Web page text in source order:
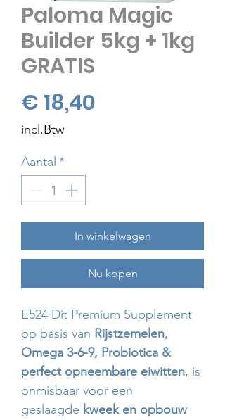
Paloma Magic
Builder 5kg + 1kg
GRATIS
€ 18,40
incl.Btw
Aantal *
In winkelwagen
Nu kopen
E524 Dit Premium Supplement
op basis van Rijstzemelen,
Omega 3-6-9, Probiotica &
perfect opneembare eiwitten, is
onmisbaar voor een
geslaagde kweek en opbouw